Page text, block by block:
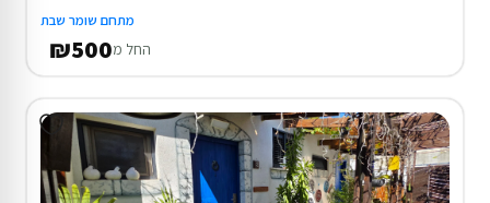
מתחם שומר שבת
החל מ₪500